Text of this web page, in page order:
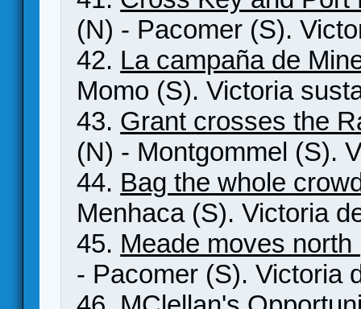
(N) - Pacomer (S).
42. La campaña de
Momo (S). Victoria
43. Grant crosses the
(N) - Montgommel (S).
44. Bag the whole
Menhaca (S). Victoria
45. Meade moves north
- Pacomer (S). Victoria